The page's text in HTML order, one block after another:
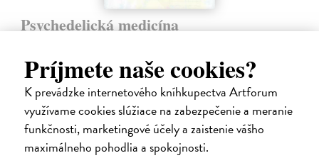
Príjmete naše cookies?
K prevádzke internetového kníhkupectva Artforum
využívame cookies slúžiace na zabezpečenie a meranie
funkčnosti, marketingové účely a zaistenie vášho
maximálneho pohodlia a spokojnosti.
Psychedelická medicína
stavů vědomí Richarda L. Millera s předními americkými vědci, kteří
zkoumají vlivy psychedelických látek (LSD, MDMA, psilocybinu a
ayahuascy)…
Na sklade ?
12,42 €